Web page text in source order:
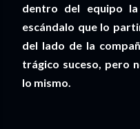
dentro del equipo
escándalo que lo
del lado de la
trágico suceso, pero
lo mismo.